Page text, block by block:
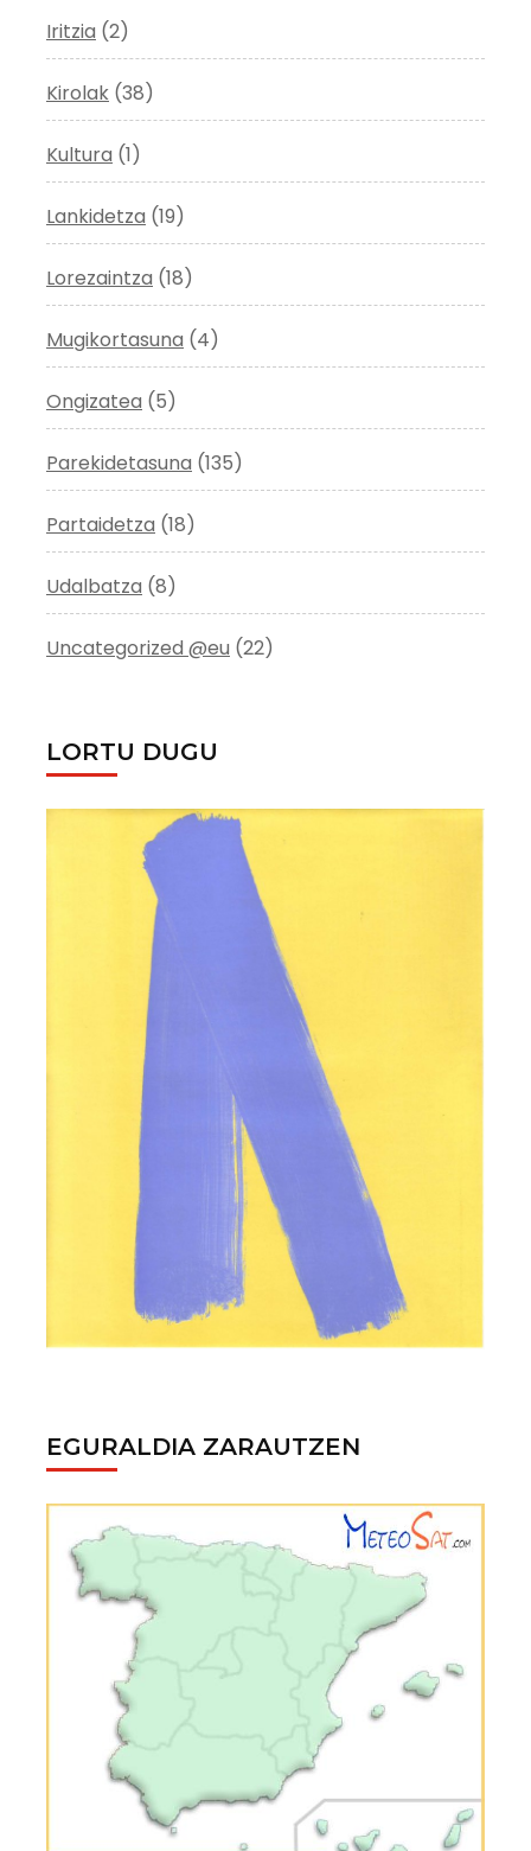
Iritzia (2)
Kirolak (38)
Kultura (1)
Lankidetza (19)
Lorezaintza (18)
Mugikortasuna (4)
Ongizatea (5)
Parekidetasuna (135)
Partaidetza (18)
Udalbatza (8)
Uncategorized @eu (22)
LORTU DUGU
EGURALDIA ZARAUTZEN